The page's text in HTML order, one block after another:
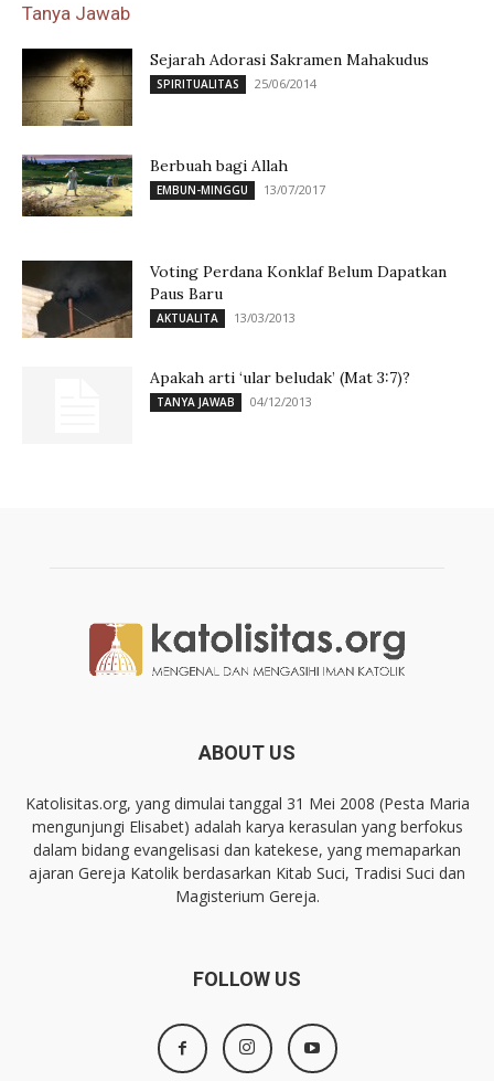
Tanya Jawab
Sejarah Adorasi Sakramen Mahakudus
SPIRITUALITAS 25/06/2014
Berbuah bagi Allah
EMBUN-MINGGU 13/07/2017
Voting Perdana Konklaf Belum Dapatkan
Paus Baru
AKTUALITA 13/03/2013
Apakah arti ‘ular beludak’ (Mat 3:7)?
TANYA JAWAB 04/12/2013
ABOUT US
Katolisitas.org, yang dimulai tanggal 31 Mei 2008 (Pesta Maria
mengunjungi Elisabet) adalah karya kerasulan yang berfokus
dalam bidang evangelisasi dan katekese, yang memaparkan
ajaran Gereja Katolik berdasarkan Kitab Suci, Tradisi Suci dan
Magisterium Gereja.
FOLLOW US